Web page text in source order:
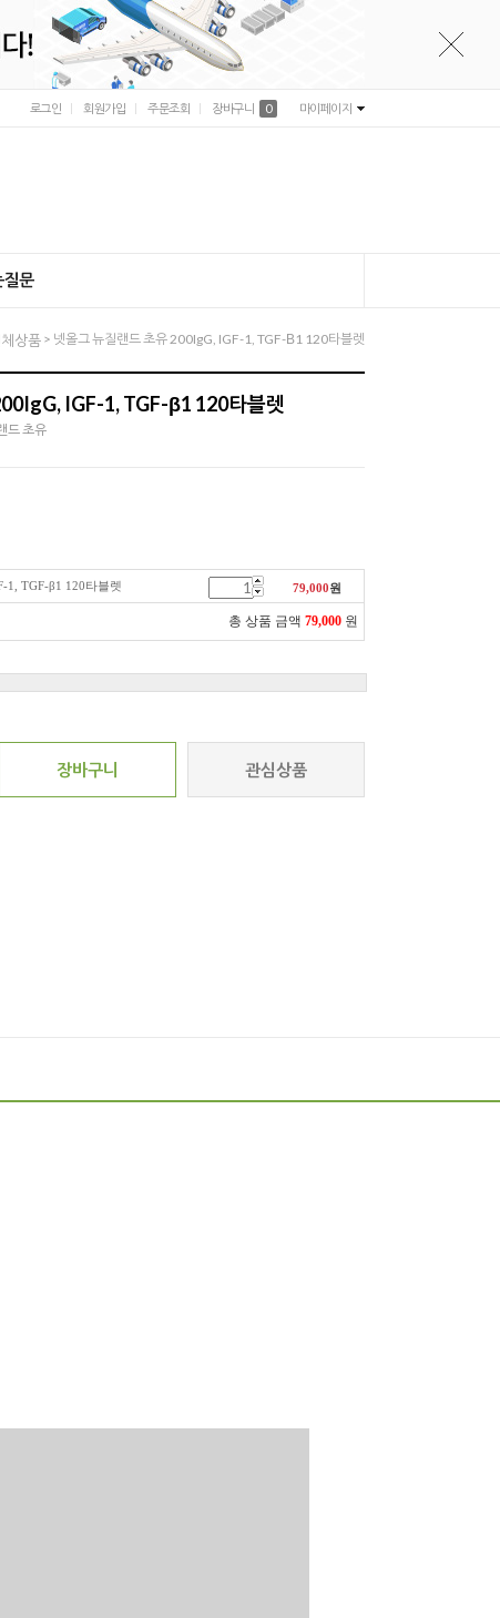
로그인 회원가입 주문조회 장바구니 0 마이페이지
질문
상품 > 넷올그 뉴질랜드 초유 200IgG, IGF-1, TGF-Β1 120타블렛
IGF-1, TGF-β1 120타블렛
드 초유
1, TGF-β1 120타블렛 79,000원
총 상품 금액 79,000 원
장바구니 관심상품